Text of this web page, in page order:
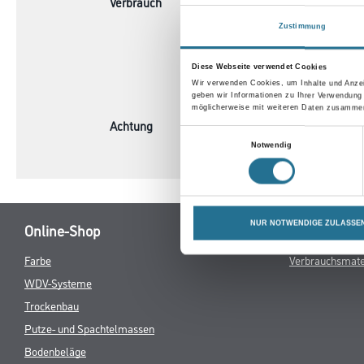
Zustimmung
Diese Webseite verwendet Cookies
Wir verwenden Cookies, um Inhalte und
geben wir Informationen zu Ihrer
möglicherweise mit weiteren Daten
Notwendig
NUR NOTWENDIGE ZULASSEN
Verbrauch
notwendig
Schichtdicke
Achtung
Online-Shop
Farbe
WDV-Systeme
Trockenbau
Putze- und Spachtelmassen
Bodenbeläge